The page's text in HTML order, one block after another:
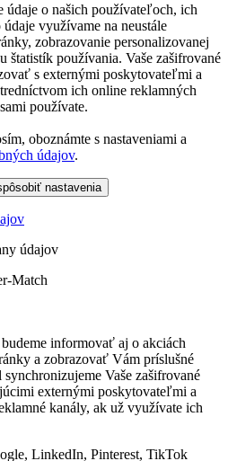
údaje o našich používateľoch, ich
využívame na neustále
zobrazovanie personalizovanej
štatistík používania. Vaše zašifrované
s externými poskytovateľmi a
ich online reklamných
používate.
oboznámte s nastaveniami a
údajov.
nastavenia
údajov
Match
informovať aj o akciách
a zobrazovať Vám príslušné
Vaše zašifrované
externými poskytovateľmi a
kanály, ak už využívate ich
LinkedIn, Pinterest, TikTok